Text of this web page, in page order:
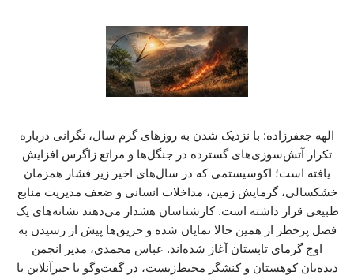
الهه جعفرزاده: با نزدیک شدن به روزهای گرم سال، نگرانی درباره
تکرار آتش‌سوزی‌های گسترده در جنگل‌ها و مراتع زاگرس افزایش
یافته است؛ اکوسیستمی که در سال‌های اخیر زیر فشار همزمان
خشکسالی، گرمایش زمین، مداخلات انسانی و ضعف مدیریت منابع
طبیعی قرار داشته است. کارشناسان هشدار می‌دهند نشانه‌های یک
فصل پرخطر از همین حالا نمایان شده و حریق‌ها پیش از رسیدن به
اوج گرمای تابستان آغاز شده‌اند. عباس محمدی، مدیر انجمن
دیده‌بان کوهستان و کنشگر محیط‌زیست، در گفت‌وگو با خبرآنلاین با